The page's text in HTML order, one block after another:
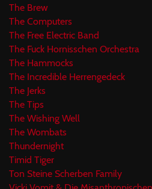
The Brew
The Computers
The Free Electric Band
The Fuck Hornisschen Orchestra
The Hammocks
The Incredible Herrengedeck
The Jerks
The Tips
The Wishing Well
The Wombats
Thundernight
Timid Tiger
Ton Steine Scherben Family